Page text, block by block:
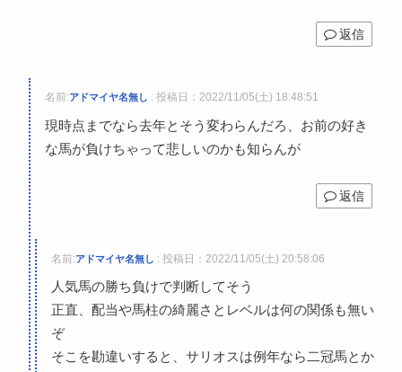
返信
名前:アドマイヤ名無し : 投稿日：2022/11/05(土) 18:48:51
現時点までなら去年とそう変わらんだろ、お前の好き
な馬が負けちゃって悲しいのかも知らんが
返信
名前:アドマイヤ名無し : 投稿日：2022/11/05(土) 20:58:06
人気馬の勝ち負けで判断してそう
正直、配当や馬柱の綺麗さとレベルは何の関係も無い
ぞ
そこを勘違いすると、サリオスは例年なら二冠馬とか